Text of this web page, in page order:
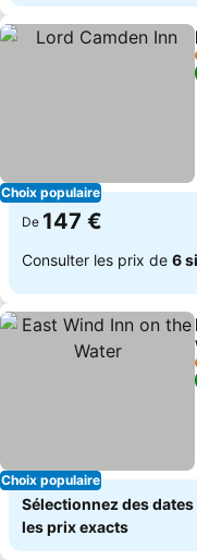
Choix populaire
De 147 €
Consulter les prix de 6
Choix populaire
Sélectionnez des
les prix exacts